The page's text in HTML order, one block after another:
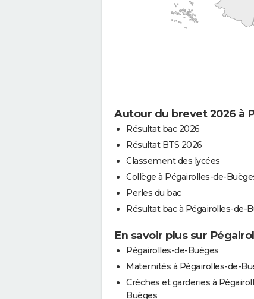
Autour du brevet 2026 à
Résultat bac 2026
Résultat BTS 2026
Classement des lycées
Collège à Pégairolles-de-
Perles du bac
Résultat bac à Pégairolles-de-
En savoir plus sur
Pégairolles-de-Buèges
Maternités à Pégairolles-de-
Crèches et garderies à
Buèges